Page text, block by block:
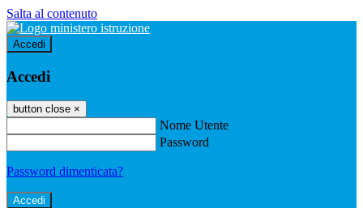
Salta al contenuto
Accedi
Accedi
button close ×
Nome Utente
Password
Password dimenticata?